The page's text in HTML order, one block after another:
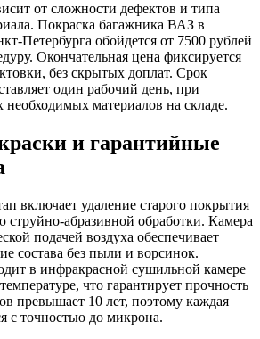
от сложности дефектов и типа
Покраска багажника ВАЗ в
Петербурга обойдется от 7500 рублей
Окончательная цена фиксируется
без скрытых доплат. Срок
один рабочий день, при
необходимых материалов на складе.
и гарантийные
включает удаление старого покрытия
струйно-абразивной обработки. Камера
подачей воздуха обеспечивает
состава без пыли и ворсинок.
в инфракрасной сушильной камере
что гарантирует прочность
превышает 10 лет, поэтому каждая
с точностью до микрона.